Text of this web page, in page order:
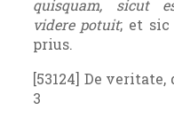
quisquam, sicut
videre potuit; et sic
prius.
[53124] De veritate,
3